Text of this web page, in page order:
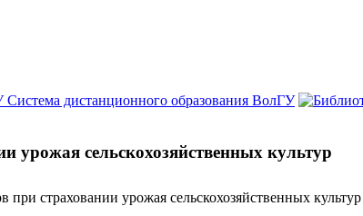
Система дистанционного образования ВолГУ
урожая сельскохозяйственных культур
при страховании урожая сельскохозяйственных культур